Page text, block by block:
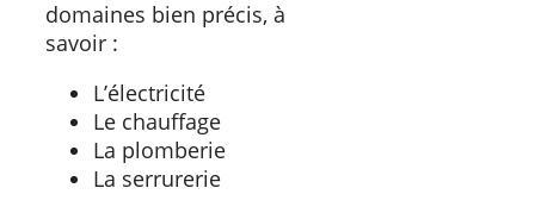
domaines bien précis, à
savoir :
L’électricité
Le chauffage
La plomberie
La serrurerie